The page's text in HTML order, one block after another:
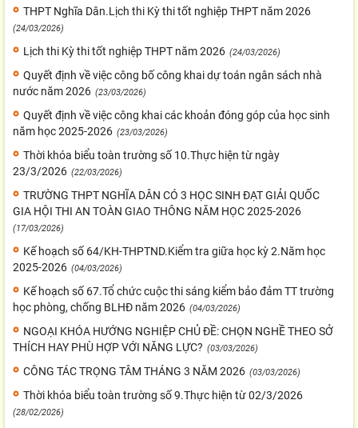
THPT Nghĩa Dân.Lịch thi Kỳ thi tốt nghiệp THPT năm 2026
(24/03/2026)
Lịch thi Kỳ thi tốt nghiệp THPT năm 2026 (24/03/2026)
Quyết định về việc công bố công khai dự toán ngân sách nhà
nước năm 2026 (23/03/2026)
Quyết định về việc công khai các khoản đóng góp của học sinh
năm học 2025-2026 (23/03/2026)
Thời khóa biểu toàn trường số 10.Thực hiện từ ngày
23/3/2026 (22/03/2026)
TRƯỜNG THPT NGHĨA DÂN CÓ 3 HỌC SINH ĐẠT GIẢI QUỐC
GIA HỘI THI AN TOÀN GIAO THÔNG NĂM HỌC 2025-2026
(17/03/2026)
Kế hoạch số 64/KH-THPTND.Kiểm tra giữa học kỳ 2.Năm học
2025-2026 (04/03/2026)
Kế hoạch số 67.Tổ chức cuộc thi sáng kiểm bảo đảm TT trường
học phòng, chống BLHĐ năm 2026 (04/03/2026)
NGOẠI KHÓA HƯỚNG NGHIỆP CHỦ ĐỀ: CHỌN NGHỀ THEO SỞ
THÍCH HAY PHÙ HỢP VỚI NĂNG LỰC? (03/03/2026)
CÔNG TÁC TRỌNG TÂM THÁNG 3 NĂM 2026 (03/03/2026)
Thời khóa biểu toàn trường số 9.Thực hiện từ 02/3/2026
(28/02/2026)